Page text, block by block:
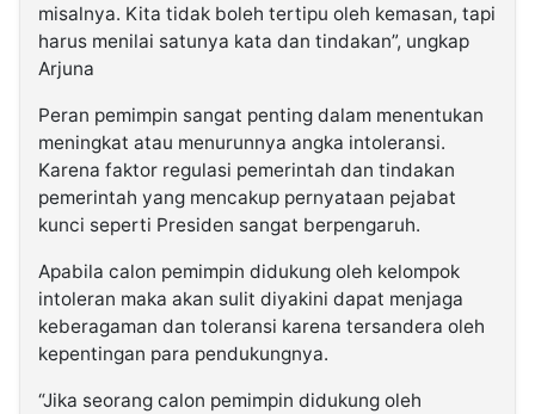
misalnya. Kita tidak boleh tertipu oleh kemasan, tapi
harus menilai satunya kata dan tindakan”, ungkap
Arjuna
Peran pemimpin sangat penting dalam menentukan
meningkat atau menurunnya angka intoleransi.
Karena faktor regulasi pemerintah dan tindakan
pemerintah yang mencakup pernyataan pejabat
kunci seperti Presiden sangat berpengaruh.
Apabila calon pemimpin didukung oleh kelompok
intoleran maka akan sulit diyakini dapat menjaga
keberagaman dan toleransi karena tersandera oleh
kepentingan para pendukungnya.
“Jika seorang calon pemimpin didukung oleh